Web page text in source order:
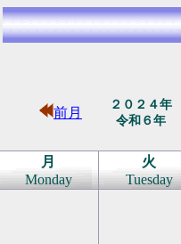
前月
２０２４年
令和６年
月
Monday
火
Tuesday